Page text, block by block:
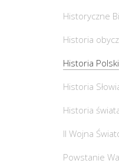
Historyczne
Historia
Historia Polski
Historia
Historia
II Wojna
Powstanie